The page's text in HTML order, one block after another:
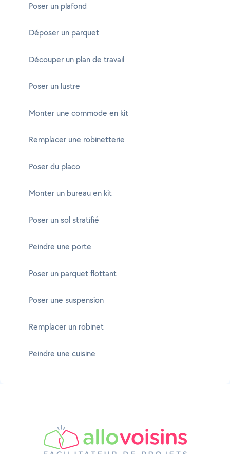
Poser un plafond
Déposer un parquet
Découper un plan de travail
Poser un lustre
Monter une commode en kit
Remplacer une robinetterie
Poser du placo
Monter un bureau en kit
Poser un sol stratifié
Peindre une porte
Poser un parquet flottant
Poser une suspension
Remplacer un robinet
Peindre une cuisine